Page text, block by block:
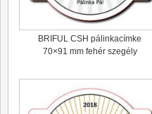
BRIFUL CSH pálinkacímke
70×91 mm fehér szegély